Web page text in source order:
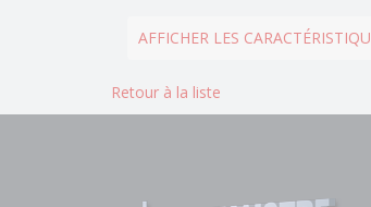
AFFICHER LES
Retour à la liste